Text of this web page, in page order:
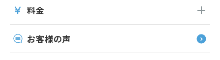
料金
お客様の声